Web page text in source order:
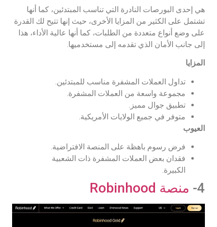
هي إحدى البورصات النادرة التي تناسب المبتدئين، كما أنها
تشتمل على الكثير من المزايا الأخرى، حيث إنها تتيح لك القدرة
على وضع أنواع متعددة من الطلبات، كما أنها عالية الأداء، هذا
إلى جانب الأمان الذي تقدمه إلى مستخدميها.
المزايا
تداول العملات المشفرة مناسب للمبتدئين.
مجموعة واسعة من العملات المشفرة.
تطبيق جوال مميز.
متوفر في جميع الولايات الأمريكية.
العيوب
فرض رسوم باهظة على المنصة الافتراضية.
فقدان بعض العملات المشفرة ذات الشعبية
الكبيرة.
4- منصة Robinhood